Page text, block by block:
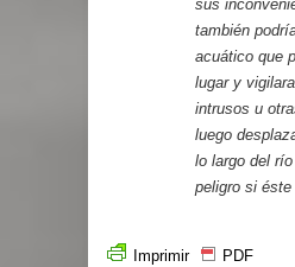
sus
también
acuático que
lugar y
intrusos u
luego
lo largo del
peligro si éste
Imprimir PDF